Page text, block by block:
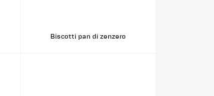
Biscotti pan di zenzero